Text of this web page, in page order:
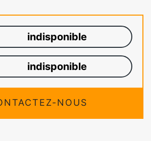
indisponible
indisponible
NOUS